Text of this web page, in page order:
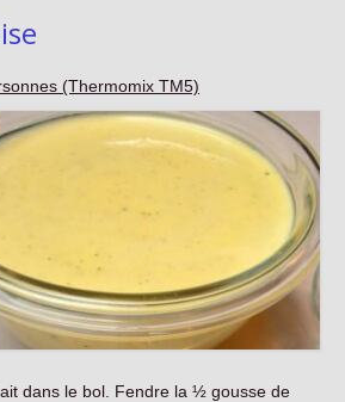
(Thermomix TM5)
dans le bol. Fendre la ½ gousse de